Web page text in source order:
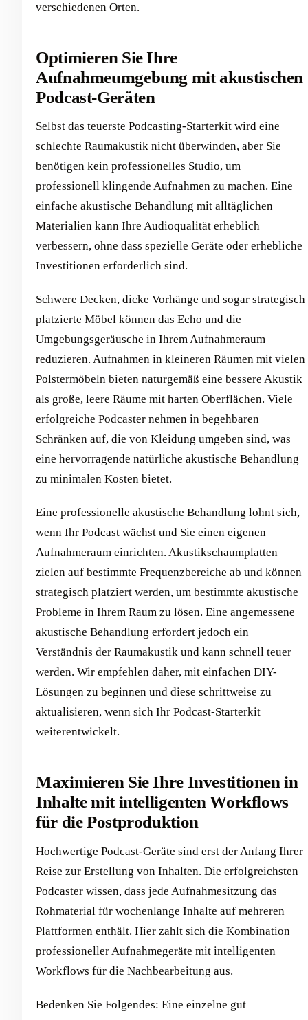
verschiedenen Orten.
Optimieren Sie Ihre
Aufnahmeumgebung mit akustischen
Podcast-Geräten
Selbst das teuerste Podcasting-Starterkit wird eine
schlechte Raumakustik nicht überwinden, aber Sie
benötigen kein professionelles Studio, um
professionell klingende Aufnahmen zu machen. Eine
einfache akustische Behandlung mit alltäglichen
Materialien kann Ihre Audioqualität erheblich
verbessern, ohne dass spezielle Geräte oder erhebliche
Investitionen erforderlich sind.
Schwere Decken, dicke Vorhänge und sogar strategisch
platzierte Möbel können das Echo und die
Umgebungsgeräusche in Ihrem Aufnahmeraum
reduzieren. Aufnahmen in kleineren Räumen mit vielen
Polstermöbeln bieten naturgemäß eine bessere Akustik
als große, leere Räume mit harten Oberflächen. Viele
erfolgreiche Podcaster nehmen in begehbaren
Schränken auf, die von Kleidung umgeben sind, was
eine hervorragende natürliche akustische Behandlung
zu minimalen Kosten bietet.
Eine professionelle akustische Behandlung lohnt sich,
wenn Ihr Podcast wächst und Sie einen eigenen
Aufnahmeraum einrichten. Akustikschaumplatten
zielen auf bestimmte Frequenzbereiche ab und können
strategisch platziert werden, um bestimmte akustische
Probleme in Ihrem Raum zu lösen. Eine angemessene
akustische Behandlung erfordert jedoch ein
Verständnis der Raumakustik und kann schnell teuer
werden. Wir empfehlen daher, mit einfachen DIY-
Lösungen zu beginnen und diese schrittweise zu
aktualisieren, wenn sich Ihr Podcast-Starterkit
weiterentwickelt.
Maximieren Sie Ihre Investitionen in
Inhalte mit intelligenten Workflows
für die Postproduktion
Hochwertige Podcast-Geräte sind erst der Anfang Ihrer
Reise zur Erstellung von Inhalten. Die erfolgreichsten
Podcaster wissen, dass jede Aufnahmesitzung das
Rohmaterial für wochenlange Inhalte auf mehreren
Plattformen enthält. Hier zahlt sich die Kombination
professioneller Aufnahmegeräte mit intelligenten
Workflows für die Nachbearbeitung aus.
Bedenken Sie Folgendes: Eine einzelne gut